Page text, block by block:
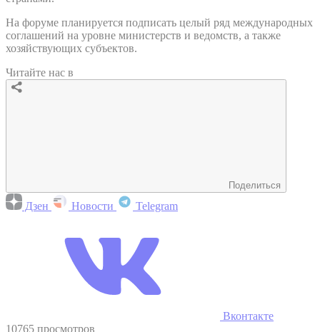
На форуме планируется подписать целый ряд международных
соглашений на уровне министерств и ведомств, а также
хозяйствующих субъектов.
Читайте нас в
Поделиться
Дзен Новости Telegram
Вконтакте
10765 просмотров